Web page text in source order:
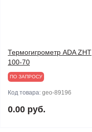
Термогигрометр ADA ZHT
100-70
ПО ЗАПРОСУ
Код товара: geo-89196
0.00 руб.